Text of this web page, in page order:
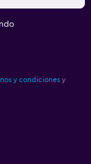
y condiciones y